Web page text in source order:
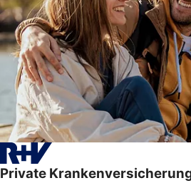
Private